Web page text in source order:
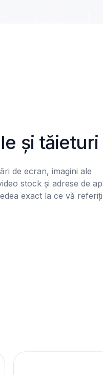
și tăieturi
de ecran, imagini ale
stock și adrese de
exact la ce vă